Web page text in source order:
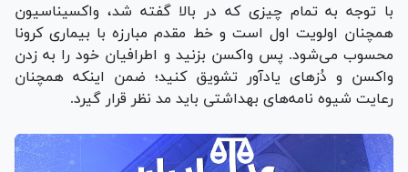
با توجه به تمام چیزی که در بالا گفته شد، واکسیناسیون
همچنان اولویت اول است و خط مقدم مبارزه با بیماری کرونا
محسوب می‌شود. پس واکسن بزنید و اطرافیان خود را به زدن
واکسن و دُزهای یادآور تشویق کنید؛ ضمن اینکه همچنان
رعایت شیوه نامه‌های بهداشتی باید مد نظر قرار گیرد.